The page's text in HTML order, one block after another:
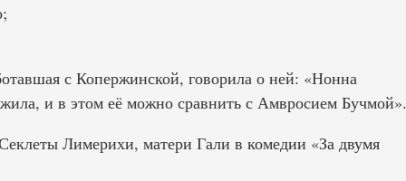
с Копержинской, говорила о ней: «Нонна
и в этом её можно сравнить с Амвросием Бучмой».
Лимерихи, матери Гали в комедии «За двумя